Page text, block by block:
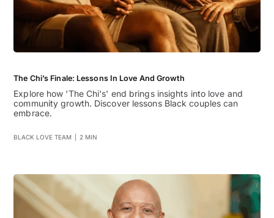
The Chi’s Finale: Lessons In Love And Growth
Explore how 'The Chi's' end brings insights into love and
community growth. Discover lessons Black couples can
embrace.
BLACK LOVE TEAM 2 MIN